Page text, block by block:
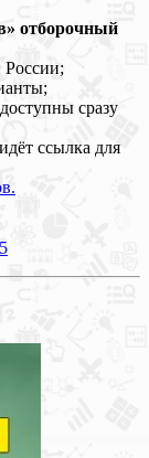
отборочный
сразу
ссылка для